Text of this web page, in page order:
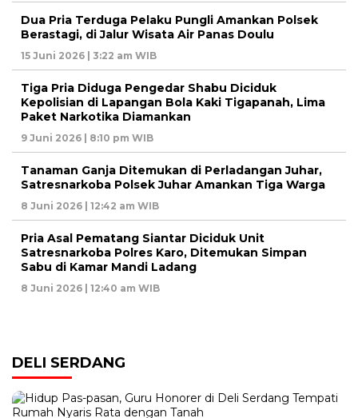
Dua Pria Terduga Pelaku Pungli Amankan Polsek
Berastagi, di Jalur Wisata Air Panas Doulu
15 Juni 2026 | 3:22 am WIB
Tiga Pria Diduga Pengedar Shabu Diciduk
Kepolisian di Lapangan Bola Kaki Tigapanah, Lima
Paket Narkotika Diamankan
9 Juni 2026 | 8:10 pm WIB
Tanaman Ganja Ditemukan di Perladangan Juhar,
Satresnarkoba Polsek Juhar Amankan Tiga Warga
8 Juni 2026 | 12:42 am WIB
Pria Asal Pematang Siantar Diciduk Unit
Satresnarkoba Polres Karo, Ditemukan Simpan
Sabu di Kamar Mandi Ladang
8 Juni 2026 | 12:40 am WIB
DELI SERDANG